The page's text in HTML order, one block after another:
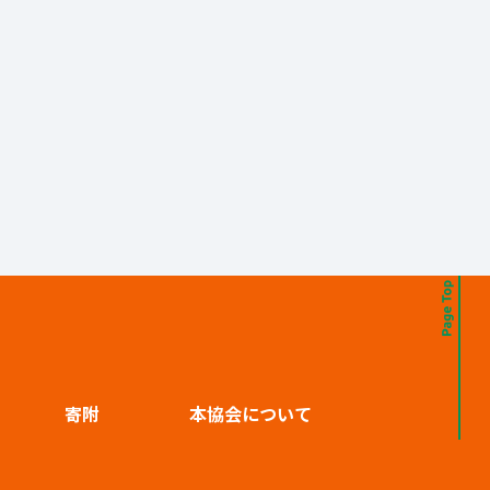
寄附 本協会について